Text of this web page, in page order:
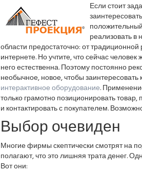
Если стоит
реализовать
области предостаточно: от
интернете. Но учтите, что сейчас
него естественна. Поэтому постоянно
необычное, новое, чтобы
интерактивное оборудование.
только грамотно позиционировать
и контактировать с покупателем.
Выбор очевиден
Многие фирмы скептически смотрят на
полагают, что это лишняя трата денег.
Вот они: